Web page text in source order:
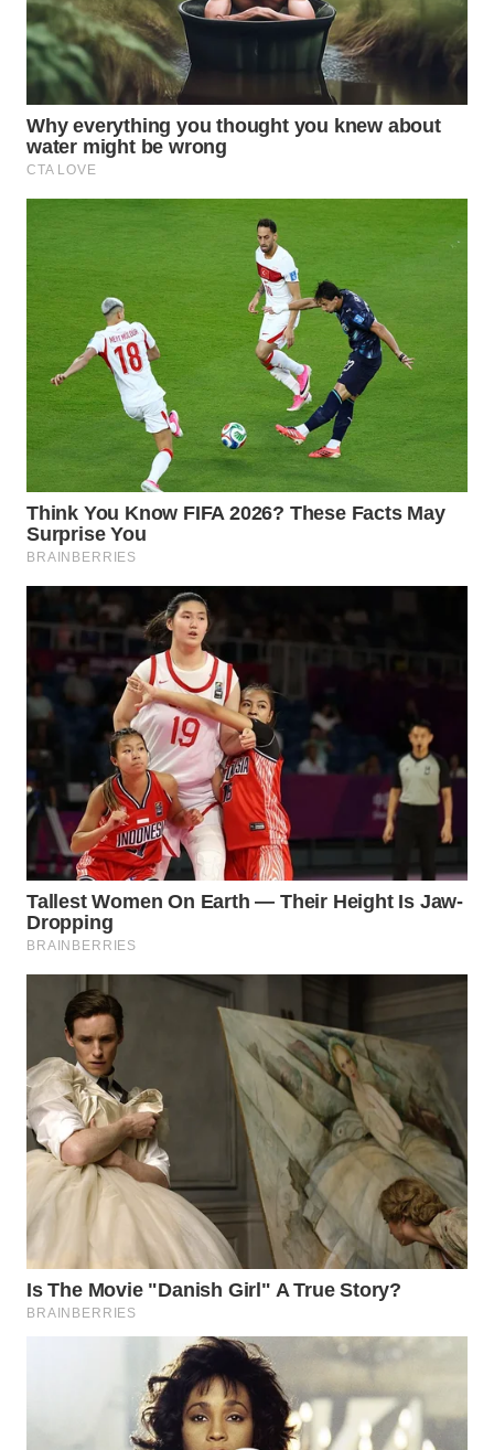
WN
NATUNA
WN
BINTAN
MANDALIKA
WN
LIKUPANG
WN
LABUANBAJO
WN
BORNEO
Wahana
Media
Group
WAHANA
NEWS
WAHANA
TANI
ADVOKAT
WAHANA
INFRASTRUKTUR
WAHANA
KONSUMEN
WAHANA
LISTRIK
WAHANA
TRAVEL
WAHANA
ID
WAHANANEWS
WAHANANEWS
NET